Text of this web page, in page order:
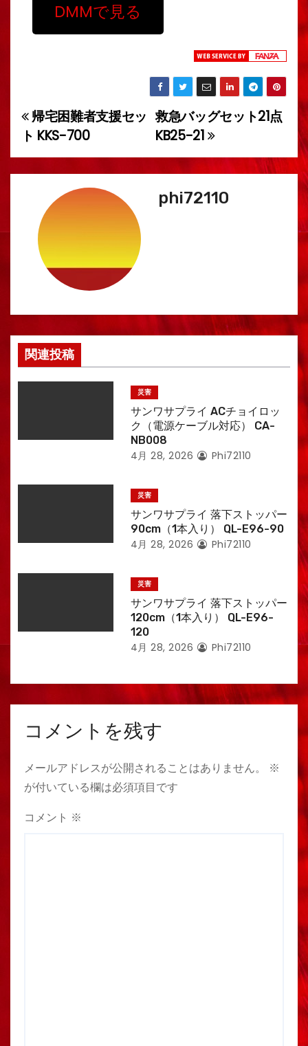
DMMで見る
投
稿
ナ
ゲ
ー
ョ
ン
救急バッグセット21点
KB25-21
帰宅困難者支援セッ
ト KKS-700
phi72110
関連投稿
災害
サンワサプライ ACチョイロッ
ク（電源ケーブル対応） CA-
NB008
4月 28, 2026 Phi72110
災害
サンワサプライ 落下ストッパー
90cm（1本入り） QL-E96-90
4月 28, 2026 Phi72110
災害
サンワサプライ 落下ストッパー
120cm（1本入り） QL-E96-
120
4月 28, 2026 Phi72110
コメントを残す
メールアドレスが公開されることはありません。
※
が付いている欄は必須項目です
コメント ※